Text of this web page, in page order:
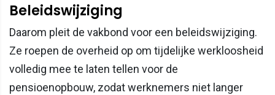
Beleidswijziging
Daarom pleit de vakbond voor een beleidswijziging.
Ze roepen de overheid op om tijdelijke werkloosheid
volledig mee te laten tellen voor de
pensioenopbouw, zodat werknemers niet langer